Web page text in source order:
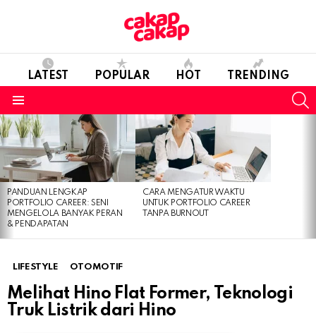
LATEST POPULAR HOT TRENDING
LATEST
STORIES
PANDUAN LENGKAP
PORTFOLIO CAREER: SENI
MENGELOLA BANYAK PERAN
& PENDAPATAN
CARA MENGATUR WAKTU
UNTUK PORTFOLIO CAREER
TANPA BURNOUT
LIFESTYLE OTOMOTIF
Melihat Hino Flat Former, Teknologi
Truk Listrik dari Hino